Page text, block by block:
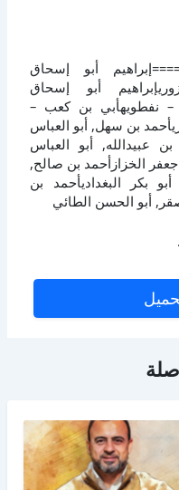
أبو إسحاق
أبو إسحاق
– نفطويهأبي بن كعب –
بن سهل, أبو العباس
عبيدالله, أبو العباس
الخزازأحمد بن صالح,
بكر البغداديأحمد بن
أبو الحسن الطائي